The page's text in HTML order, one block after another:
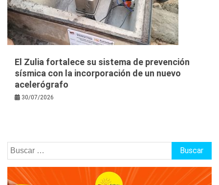
El Zulia fortalece su sistema de prevención
sísmica con la incorporación de un nuevo
acelerógrafo
30/07/2026
Buscar: